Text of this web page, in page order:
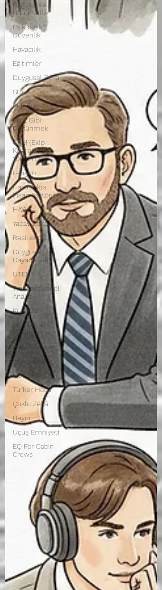
Bağlantısal
Bütünsellik
Psikolojik
Güvenlik
Havacılık
Eğitimler
Duygusal Zekâ
Stres
Liderlik
Pilot Gibi
Düşünmek
CRM (Ekip
Kaynak
Yönetimi)
İletişim
Havacılıkta
İnsan Faktörleri
HAYYS
Yapay Zekâ
Resilience
Duygusal
Dayanıklılık
UTED
Transaksiyonel
Analiz
Kuşaklar
Emotional
Intelligence
Peer Support
Wellbeing
Mobbing
Türker Hoca
Çoklu Zekâ
Beyin
Uçuş Emniyeti
EQ For Cabin
Crews